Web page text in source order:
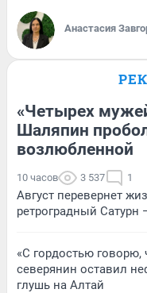
Анастасия
«Четырех
Шаляпин
возлюбленной
10 часов 3 537 1
Август перевернет
ретроградный Сатурн
«С гордостью говорю,
северянин оставил
глушь на Алтай